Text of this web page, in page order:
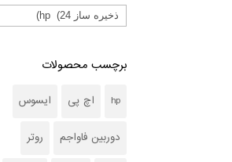
برچسب محصولات
hp اچ پی ایسوس
دوربین فاواجم روتر